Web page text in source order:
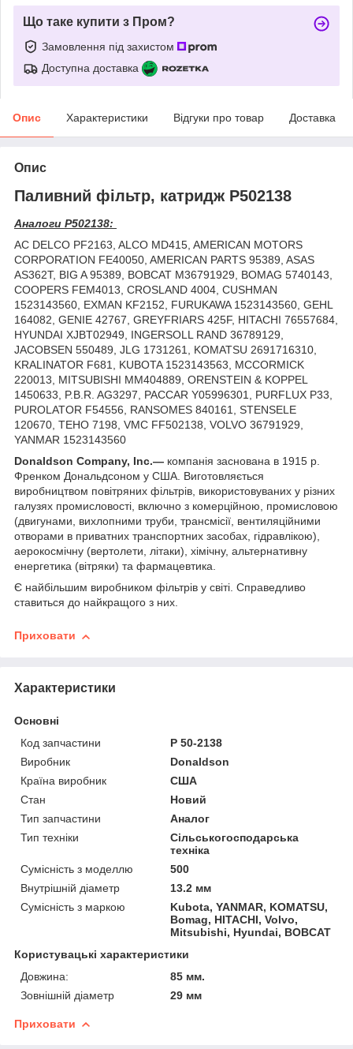
Що таке купити з Пром?
Замовлення під захистом
Доступна доставка
Опис Характеристики Відгуки про товар Доставка
Опис
Паливний фільтр, катридж P502138
Аналоги P502138:
AC DELCO PF2163, ALCO MD415, AMERICAN MOTORS
CORPORATION FE40050, AMERICAN PARTS 95389, ASAS
AS362T, BIG A 95389, BOBCAT M36791929, BOMAG 5740143,
COOPERS FEM4013, CROSLAND 4004, CUSHMAN
1523143560, EXMAN KF2152, FURUKAWA 1523143560, GEHL
164082, GENIE 42767, GREYFRIARS 425F, HITACHI 76557684,
HYUNDAI XJBT02949, INGERSOLL RAND 36789129,
JACOBSEN 550489, JLG 1731261, KOMATSU 2691716310,
KRALINATOR F681, KUBOTA 1523143563, MCCORMICK
220013, MITSUBISHI MM404889, ORENSTEIN & KOPPEL
1450633, P.B.R. AG3297, PACCAR Y05996301, PURFLUX P33,
PUROLATOR F54556, RANSOMES 840161, STENSELE
120670, TEHO 7198, VMC FF502138, VOLVO 36791929,
YANMAR 1523143560
Donaldson Company, Inc.— компанія заснована в 1915 р.
Френком Дональдсоном у США. Виготовляється
виробництвом повітряних фільтрів, використовуваних у різних
галузях промисловості, включно з комерційною, промисловою
(двигунами, вихлопними труби, трансмісії, вентиляційними
отворами в приватних транспортних засобах, гідравлікою),
аерокосмічну (вертолети, літаки), хімічну, альтернативну
енергетика (вітряки) та фармацевтика.
Є найбільшим виробником фільтрів у світі. Справедливо
ставиться до найкращого з них.
Приховати
Характеристики
Основні
Код запчастини
P 50-2138
Виробник
Donaldson
Країна виробник
США
Стан
Новий
Тип запчастини
Аналог
Тип техніки
Сільськогосподарська
техніка
Сумісність з моделлю
500
Внутрішній діаметр
13.2 мм
Сумісність з маркою
Kubota, YANMAR, KOMATSU,
Bomag, HITACHI, Volvo,
Mitsubishi, Hyundai, BOBCAT
Користувацькi характеристики
Довжина:
85 мм.
Зовнішній діаметр
29 мм
Приховати